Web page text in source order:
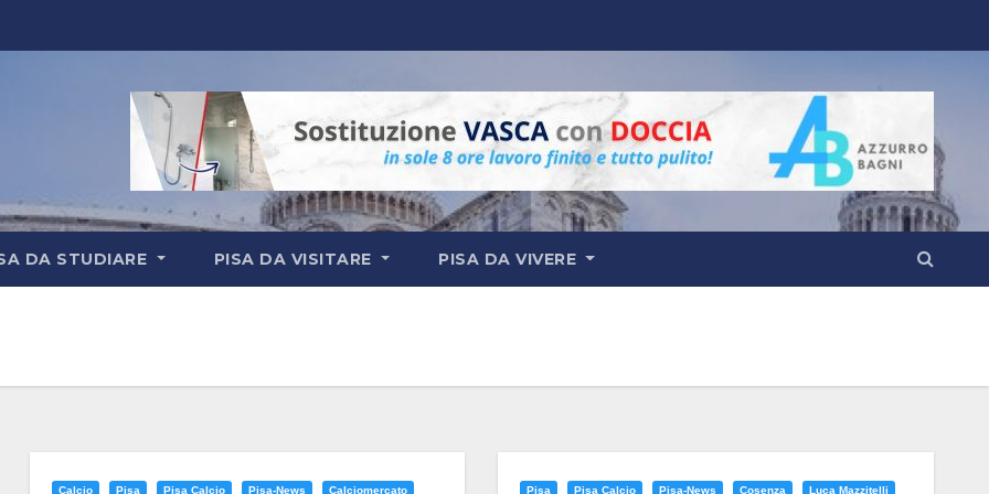
DA STUDIARE PISA DA VISITARE PISA DA VIVERE
Calcio Pisa Pisa Calcio Pisa-News Calciomercato Pisa Pisa Calcio Pisa-News Cosenza Luca Mazzitelli